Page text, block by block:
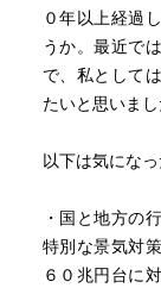
０年以上経過
うか。最近で
で、私として
たいと思いまし
以下は気になっ
・国と地方の
特別な景気対
６０兆円台に